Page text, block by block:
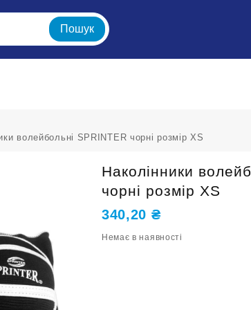
Пошук
волейбольні SPRINTER чорні розмір XS
Наколінники
чорні розмір XS
340,20 ₴
Немає в наявності